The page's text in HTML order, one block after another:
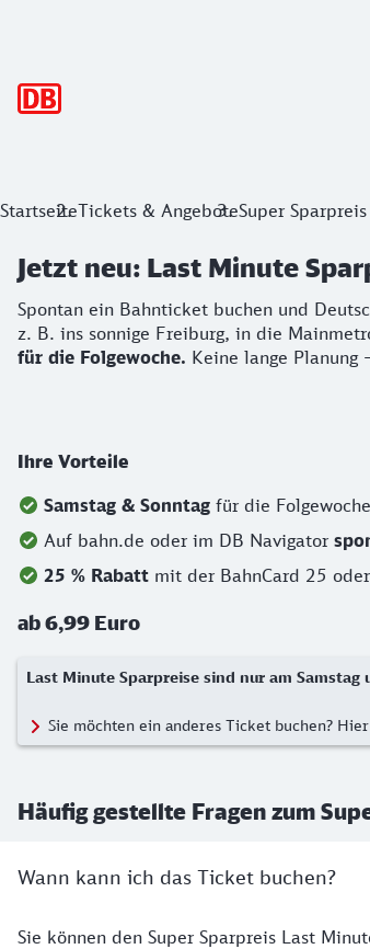
Jetzt neu: Last Minute
Spontan ein Bahnticket buchen und
StartseiteTickets & AngeboteSuper
Jetzt neu: Last Minute
Spontan ein Bahnticket buchen und
z. B. ins sonnige Freiburg, in die
für die Folgewoche. Keine lange Planung
Ihre Vorteile
Samstag & Sonntag für die
Auf bahn.de oder im DB Navigator
25 % Rabatt mit der BahnCard 25
ab 6,99 Euro
Last Minute Sparpreise sind nur am Samstag
Sie möchten ein anderes Ticket buchen?
Häufig gestellte Fragen zum
Wann kann ich das Ticket buchen?
Sie können den Super Sparpreis Last